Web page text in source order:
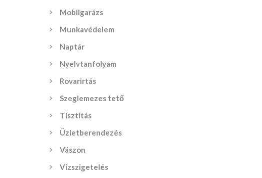
Mobilgarázs
Munkavédelem
Naptár
Nyelvtanfolyam
Rovarirtás
Szeglemezes tető
Tisztítás
Üzletberendezés
Vászon
Vízszigetelés